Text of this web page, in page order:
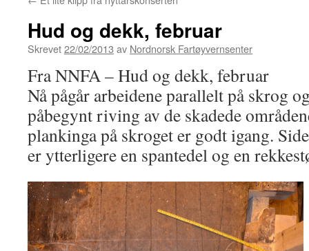
Hud og dekk, februar
Skrevet22/02/2013 av Nordnorsk Fartøyvernsenter
Fra NNFA – Hud og dekk, februar
Nå pågår arbeidene parallelt på skrog
påbegynt riving av de skadede
plankinga på skroget er godt igang.
er ytterligere en spantedel og en